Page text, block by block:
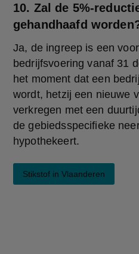
10. Zal de 5%-
gehandhaafd
Ja, de ingreep is een
bedrijfsvoering vanaf 31
het moment dat een
wordt, hetzij een nieuwe
verkregen met een
de gebiedsspecifieke
hypothekeert.
Stikstof in Vlaanderen